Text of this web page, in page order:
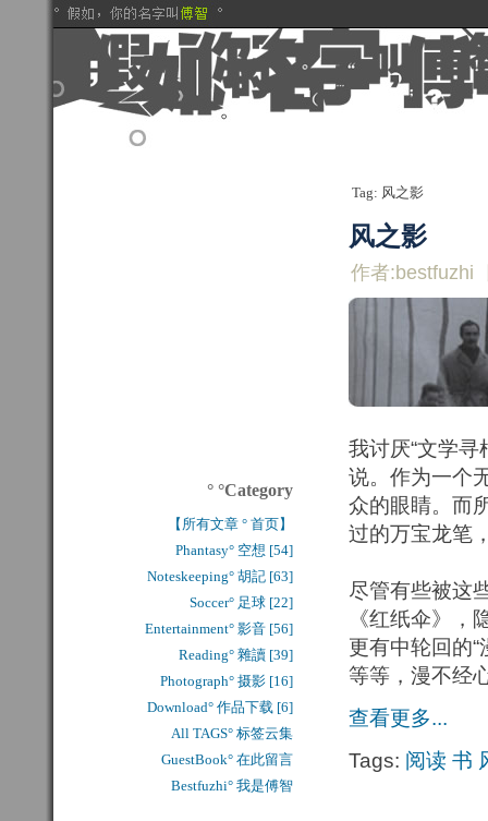
Tag: 风之影
风之影
作者:bestfuzhi
我讨厌“文学
说。作为一个
众的眼睛。而
过的万宝龙笔
尽管有些被这
《红纸伞》
更有中轮回的
等等，漫不经
查看更多...
Tags: 阅读 书
° °Category
【所有文章 ° 首页】
Phantasy° 空想 [54]
Noteskeeping° 胡記 [63]
Soccer° 足球 [22]
Entertainment° 影音 [56]
Reading° 雜讀 [39]
Photograph° 摄影 [16]
Download° 作品下载 [6]
All TAGS° 标签云集
GuestBook° 在此留言
Bestfuzhi° 我是傅智